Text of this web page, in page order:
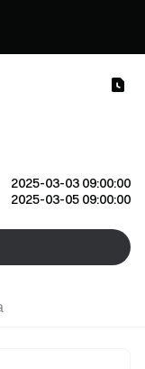
2025-03-03 09:00:00
2025-03-05 09:00:00